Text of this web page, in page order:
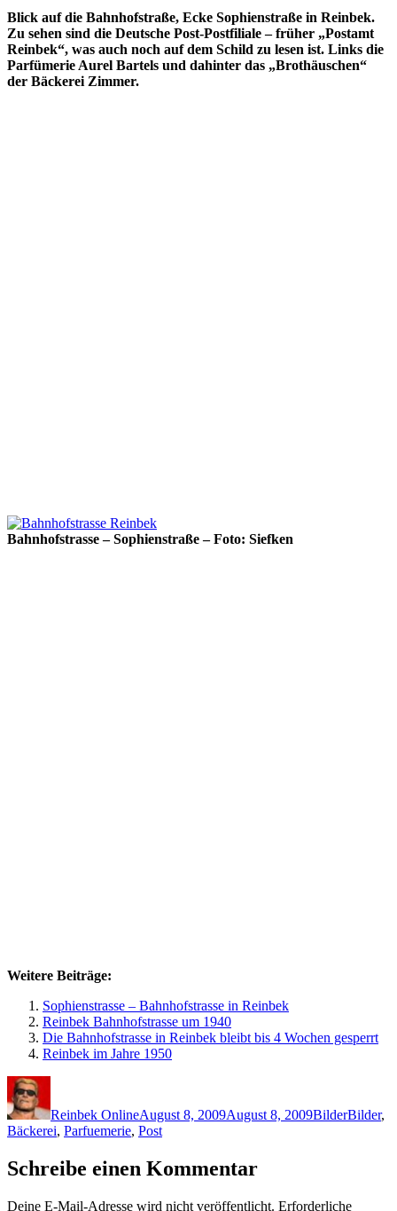
Blick auf die Bahnhofstraße, Ecke Sophienstraße in Reinbek.
Zu sehen sind die Deutsche Post-Postfiliale – früher „Postamt
Reinbek“, was auch noch auf dem Schild zu lesen ist. Links die
Parfümerie Aurel Bartels und dahinter das „Brothäuschen“
der Bäckerei Zimmer.
Bahnhofstrasse – Sophienstraße – Foto: Siefken
Weitere Beiträge:
Sophienstrasse – Bahnhofstrasse in Reinbek
Reinbek Bahnhofstrasse um 1940
Die Bahnhofstrasse in Reinbek bleibt bis 4 Wochen gesperrt
Reinbek im Jahre 1950
Reinbek OnlineAugust 8, 2009August 8, 2009BilderBilder,
Bäckerei, Parfuemerie, Post
Schreibe einen Kommentar
Deine E-Mail-Adresse wird nicht veröffentlicht. Erforderliche